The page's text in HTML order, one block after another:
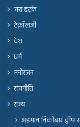
जरा हटके
टेक्नॉलजी
देश
धर्म
मनोरंजन
राजनीति
राज्य
अंडमान निकोबार द्वीप